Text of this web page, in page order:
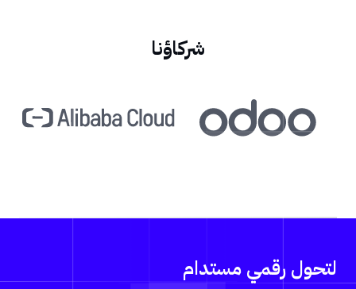
شركاؤنا
لتحول رقمي مستدام